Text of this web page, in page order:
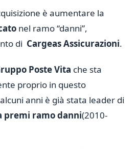
è aumentare la
nel ramo “danni”,
di Cargeas Assicurazioni.
Poste Vita che sta
proprio in questo
anni è già stata leader di
premi ramo danni(2010-